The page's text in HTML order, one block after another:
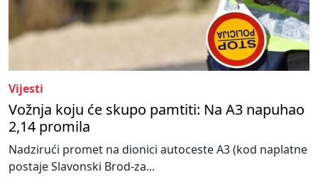
Vijesti
Vožnja koju će skupo pamtiti: Na A3 napuhao
2,14 promila
Nadzirući promet na dionici autoceste A3 (kod naplatne
postaje Slavonski Brod-za...